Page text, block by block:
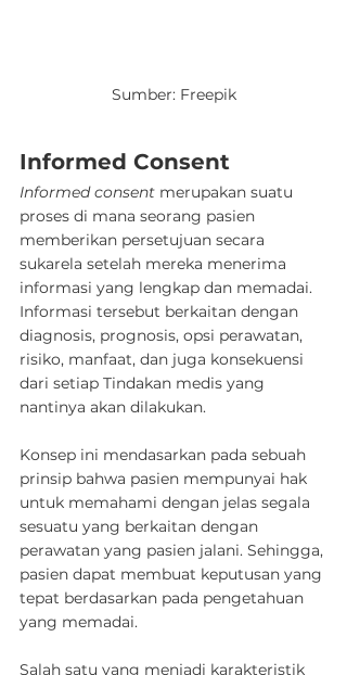
Sumber: Freepik
Informed Consent
Informed consent merupakan suatu
proses di mana seorang pasien
memberikan persetujuan secara
sukarela setelah mereka menerima
informasi yang lengkap dan memadai.
Informasi tersebut berkaitan dengan
diagnosis, prognosis, opsi perawatan,
risiko, manfaat, dan juga konsekuensi
dari setiap Tindakan medis yang
nantinya akan dilakukan.
Konsep ini mendasarkan pada sebuah
prinsip bahwa pasien mempunyai hak
untuk memahami dengan jelas segala
sesuatu yang berkaitan dengan
perawatan yang pasien jalani. Sehingga,
pasien dapat membuat keputusan yang
tepat berdasarkan pada pengetahuan
yang memadai.
Salah satu yang menjadi karakteristik